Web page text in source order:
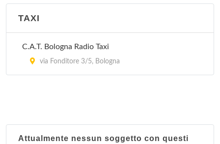
TAXI
C.A.T. Bologna Radio Taxi
via Fonditore 3/5, Bologna
Attualmente nessun soggetto con questi